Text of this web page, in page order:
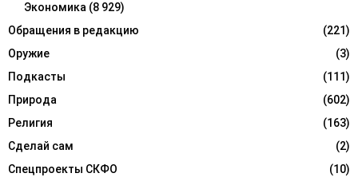
Экономика (8 929)
Обращения в редакцию
(221)
Оружие
(3)
Подкасты
(111)
Природа
(602)
Религия
(163)
Сделай сам
(2)
Спецпроекты СКФО
(10)